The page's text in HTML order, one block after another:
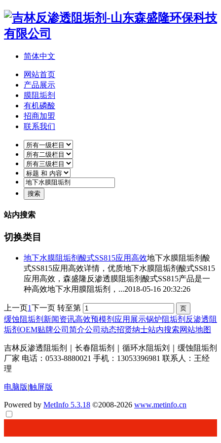
简体中文
网站首页
产品展示
膜阻垢剂
有机磷酸
招商加盟
联系我们
站内搜索
切换类目
地下水膜阻垢剂 酸式SS815应用高效地下水膜阻垢剂 酸
式SS815应用高效详情，优质地下水膜阻垢剂 酸式SS815
应用高效，森盛隆反渗透膜阻垢剂酸式SS815产品是一
种高效地下水用膜阻垢剂，...2018-05-16 20:32:26
上一页1下一页 转至第
缓蚀阻垢剂 新闻资讯高效预模剂 应用展示锅炉阻垢剂 反渗透阻
垢剂 OEM贴牌公司简介公司动态招贤纳士站内搜索网站地图
吉林反渗透阻垢剂｜长春阻垢剂｜循环水阻垢刘｜缓蚀阻垢剂
厂家 电话：0533-8880021 手机：13053396981 联系人：王经
理
电脑版|触屏版
Powered by MetInfo 5.3.18 ©2008-2026 www.metinfo.cn